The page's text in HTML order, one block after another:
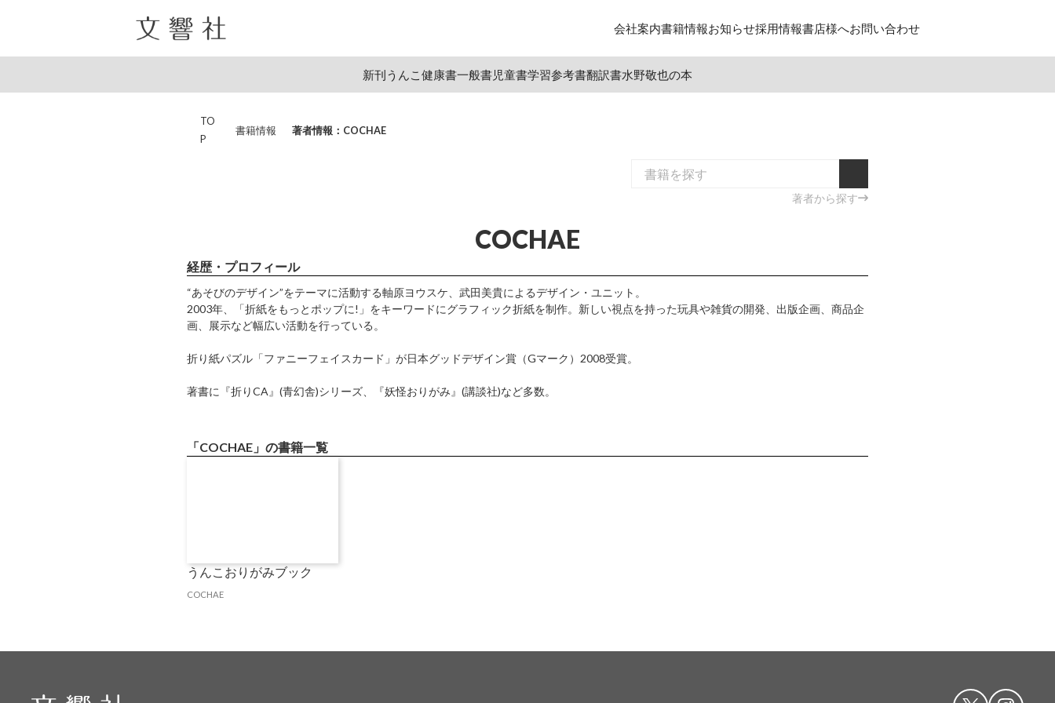
会社案内書籍情報お知らせ採用情報書店様へお問い合わせ
新刊うんこ 健康書一般書児童書学習参考書翻訳書水野敬也の本
TO
P
書籍情報 著者情報：COCHAE
著者から探す
COCHAE
経歴・プロフィール
“あそびのデザイン”をテーマに活動する軸原ヨウスケ、武田美貴によるデザイン・ユニット。
2003年、「折紙をもっとポップに!」をキーワードにグラフィック折紙を制作。新しい視点を持った玩具や雑貨の開発、出版企画、商品企
画、展示など幅広い活動を行っている。
折り紙パズル「ファニーフェイスカード」が日本グッドデザイン賞（Gマーク）2008受賞。
著書に『折りCA』(青幻舎)シリーズ、『妖怪おりがみ』(講談社)など多数。
「COCHAE」の書籍一覧
うんこおりがみブック
COCHAE